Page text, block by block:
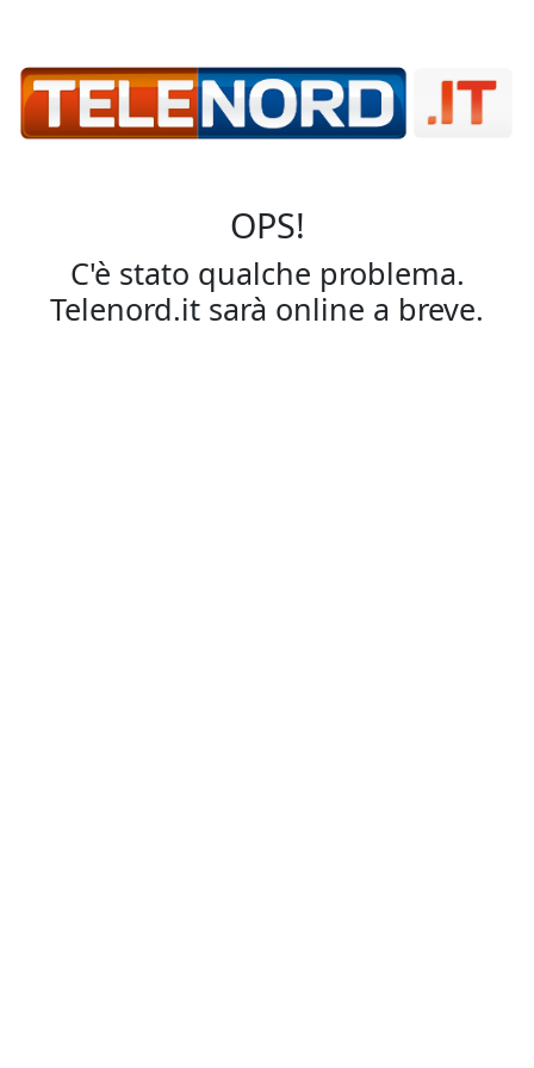
OPS!
C'è stato qualche problema.
Telenord.it sarà online a breve.